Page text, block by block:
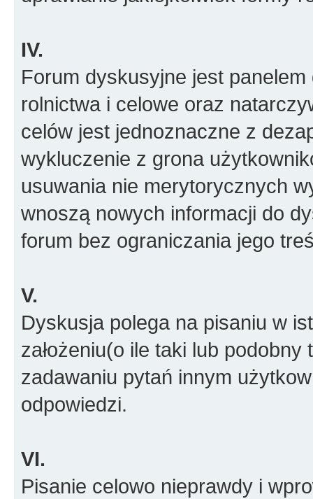
IV.
Forum dyskusyjne jest
rolnictwa i celowe oraz
celów jest jednoznaczne z
wykluczenie z grona
usuwania nie merytorycznych
wnoszą nowych informacji do
forum bez ograniczania jego
V.
Dyskusja polega na pisaniu w
założeniu(o ile taki lub
zadawaniu pytań innym
odpowiedzi.
VI.
Pisanie celowo nieprawdy i